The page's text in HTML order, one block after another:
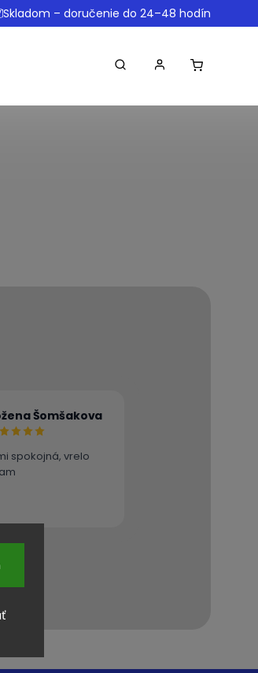
Skladom – doručenie do 24–48 hodín
Obchodné podmienky
Šomšakova
spokojná, vrelo